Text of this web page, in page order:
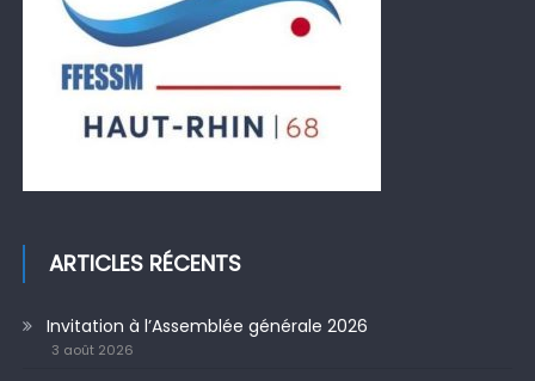
ARTICLES RÉCENTS
Invitation à l’Assemblée générale 2026
3 août 2026